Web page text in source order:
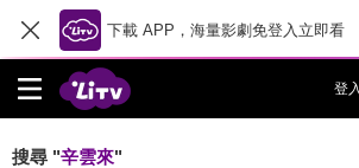
下載 APP，海量影劇免登入立即看
登
搜尋 "辛雲來"